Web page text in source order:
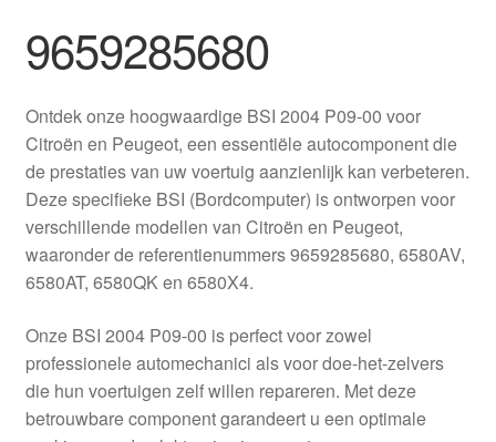
Betalingen
Contact
Kassa
Klachten
Klachtenprocedure
Levering
Mijn account
9659285680
Ontdek onze hoogwaardige BSI 2004 P09-00 voor
Citroën en Peugeot, een essentiële autocomponent die
de prestaties van uw voertuig aanzienlijk kan verbeteren.
Deze specifieke BSI (Bordcomputer) is ontworpen voor
verschillende modellen van Citroën en Peugeot,
waaronder de referentienummers 9659285680, 6580AV,
6580AT, 6580QK en 6580X4.
Onze BSI 2004 P09-00 is perfect voor zowel
professionele automechanici als voor doe-het-zelvers
die hun voertuigen zelf willen repareren. Met deze
betrouwbare component garandeert u een optimale